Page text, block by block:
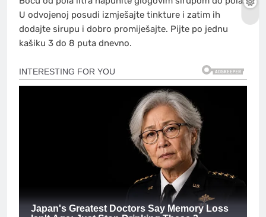
U odvojenoj posudi izmješajte tinkture i zatim ih
dodajte sirupu i dobro promiješajte. Pijte po jednu
kašiku 3 do 8 puta dnevno.